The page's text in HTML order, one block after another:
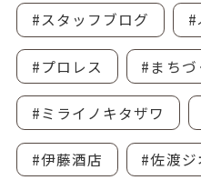
#スタッフブログ
#プロレス #まちづ
#ミライノキタザワ
#伊藤酒店 #佐渡ジ